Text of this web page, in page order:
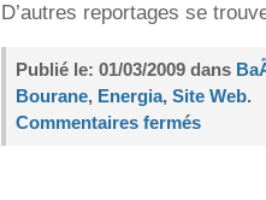
D’autres reportages se
Publié le: 01/03/2009 dans
Bourane, Energia, Site Web.
Commentaires fermés